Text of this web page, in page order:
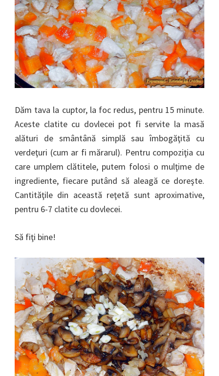
Dăm tava la cuptor, la foc redus, pentru 15 minute.
Aceste clatite cu dovlecei pot fi servite la masă
alături de smântână simplă sau îmbogăţită cu
verdeţuri (cum ar fi mărarul). Pentru compoziţia cu
care umplem clătitele, putem folosi o mulţime de
ingrediente, fiecare putând să aleagă ce doreşte.
Cantităţile din această reţetă sunt aproximative,
pentru 6-7 clatite cu dovlecei.
Să fiţi bine!